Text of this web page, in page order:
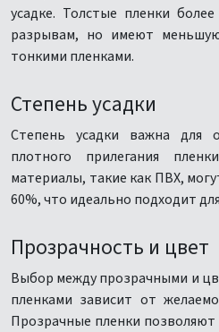
усадке. Толстые пленки
разрывам, но имеют
тонкими пленками.
Степень усадки
Степень усадки важна для
плотного прилегания
материалы, такие как ПВХ,
60%, что идеально подходит
Прозрачность и цвет
Выбор между прозрачными и
пленками зависит от
Прозрачные пленки